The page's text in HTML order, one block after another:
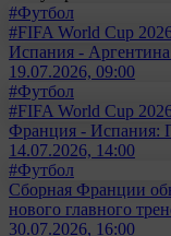
#Футбол
#FIFA World Cup
Испания -
19.07.2026, 09:00
#Футбол
#FIFA World Cup
Франция - Испания:
14.07.2026, 14:00
#Футбол
Сборная Франции
нового главного
30.07.2026, 16:00